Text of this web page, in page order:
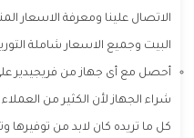
الاتصال علينا ومعرفة الاسعار
البيت وجميع الاسعار شاملة
أحصل مع أى جهاز من فريجيدير
شراء الجهاز لأن الكثير من
كل ما تريده كان لابد من توفيرها